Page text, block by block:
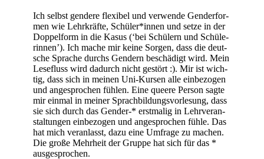
Ich selbst gen­de­re fle­xi­bel und ver­wen­de Gen­der­for­
men wie Lehr­kräf­te, Schüler*innen und set­ze in der
Dop­pel­form in die Kasus (‘bei Schü­lern und Schü­le­
rin­nen’). Ich mache mir kei­ne Sor­gen, dass die deut­
sche Spra­che durchs Gen­dern beschä­digt wird. Mein
Lese­fluss wird dadurch nicht gestört :). Mir ist wich­
tig, dass sich in mei­nen Uni-Kur­sen alle ein­be­zo­gen
und ange­spro­chen füh­len. Eine que­e­re Per­son sag­te
mir ein­mal in mei­ner Sprach­bil­dungs­vor­le­sung, dass
sie sich durch das Gen­der-* erst­ma­lig in Lehr­ver­an­
stal­tun­gen ein­be­zo­gen und ange­spro­chen füh­le. Das
hat mich ver­an­lasst, dazu eine Umfra­ge zu machen.
Die gro­ße Mehr­heit der Grup­pe hat sich für das *
ausgesprochen.